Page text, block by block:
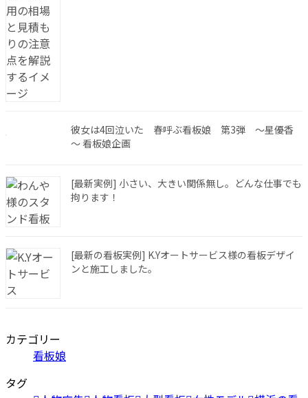
彼女は4回泣いた 春呼ぶ看板娘 第3弾 ～星優香
～ 看板娘企画
[最新実例] 小さい、大きい関係無し。どんな仕事でも
拘ります！
[最新の看板実例] K.Yオートサービス様の看板デザイ
ンと施工しました。
カテゴリー
看板娘
タグ